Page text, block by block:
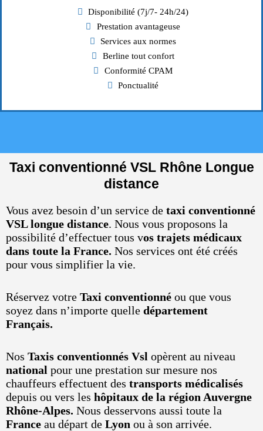
Disponibilité (7j/7- 24h/24)
Prestation avantageuse
Services aux normes
Berline tout confort
Conformité CPAM
Ponctualité
Taxi conventionné VSL Rhône Longue
distance
Vous avez besoin d’un service de taxi conventionné
VSL longue distance. Nous vous proposons la
possibilité d’effectuer tous vos trajets médicaux
dans toute la France. Nos services ont été créés
pour vous simplifier la vie.
Réservez votre Taxi conventionné ou que vous
soyez dans n’importe quelle département
Français.
Nos Taxis conventionnés Vsl opèrent au niveau
national pour une prestation sur mesure nos
chauffeurs effectuent des transports médicalisés
depuis ou vers les hôpitaux de la région Auvergne
Rhône-Alpes. Nous desservons aussi toute la
France au départ de Lyon ou à son arrivée.